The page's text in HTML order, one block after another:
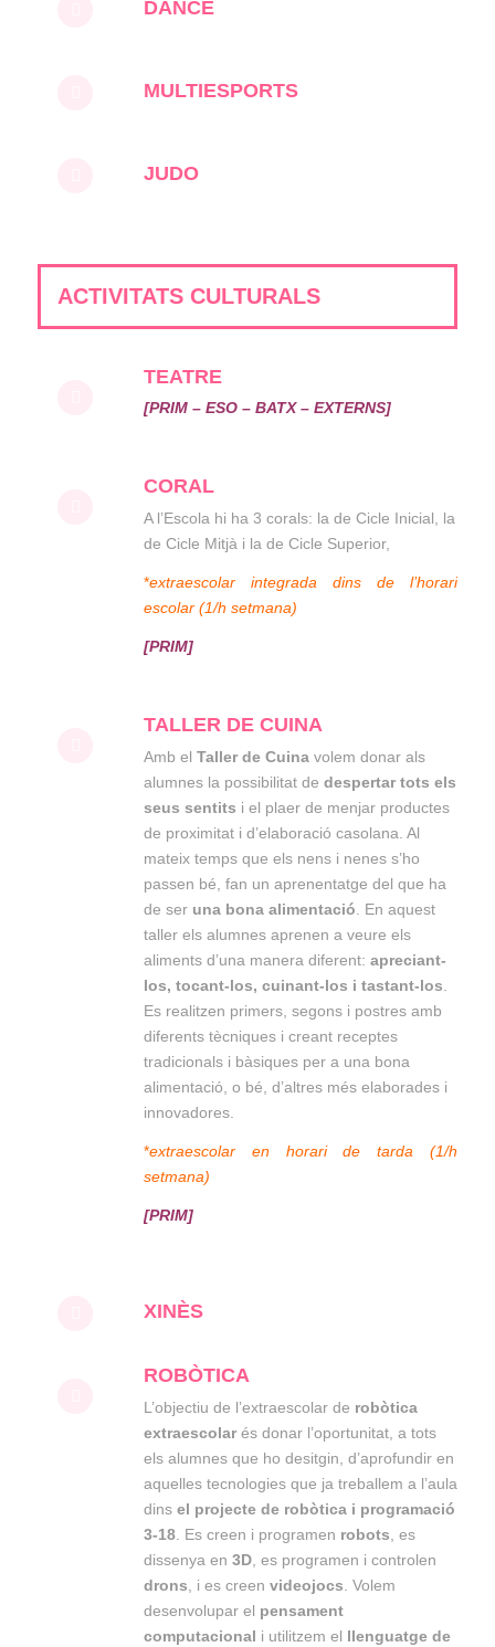
DANCE
MULTIESPORTS
JUDO
ACTIVITATS CULTURALS
TEATRE
[PRIM – ESO – BATX – EXTERNS]
CORAL
A l’Escola hi ha 3 corals: la de Cicle Inicial, la
de Cicle Mitjà i la de Cicle Superior,
*extraescolar integrada dins de l’horari
escolar (1/h setmana)
[PRIM]
TALLER DE CUINA
Amb el Taller de Cuinavolem donar als
alumnes la possibilitat de despertar tots els
seus sentits i el plaer de menjar productes
de proximitat i d’elaboració casolana. Al
mateix temps que els nens i nenes s’ho
passen bé, fan un aprenentatge del que ha
de ser una bona alimentació . En aquest
taller els alumnes aprenen a veure els
aliments d’una manera diferent: apreciant-
los, tocant-los, cuinant-los i tastant-los
Es realitzen primers, segons i postres amb
diferents tècniques i creant receptes
tradicionals i bàsiques per a una bona
alimentació, o bé, d’altres més elaborades i
innovadores.
*extraescolar en horari de tarda (1/h
setmana)
[PRIM]
XINÈS
ROBÒTICA
L’objectiu de l’extraescolar de robòtica
extraescolarés donar l’oportunitat, a tots
els alumnes que ho desitgin, d’aprofundir en
aquelles tecnologies que ja treballem a l’aula
dins el projecte de robòtica i programació
3-18. Es creen i programen robots, es
dissenya en 3D, es programen i controlen
drons, i es creen videojocs. Volem
desenvolupar el pensament
computacional i utilitzem el llenguatge de